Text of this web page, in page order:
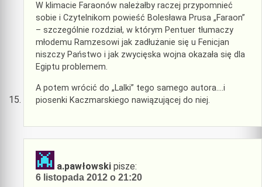
W klimacie Faraonów należałby raczej przypomnieć
sobie i Czytelnikom powieść Bolesława Prusa „Faraon”
– szczególnie rozdział, w którym Pentuer tłumaczy
młodemu Ramzesowi jak zadłużanie się u Fenicjan
niszczy Państwo i jak zwycięska wojna okazała się dla
Egiptu problemem.
A potem wrócić do „Lalki” tego samego autora….i
piosenki Kaczmarskiego nawiązującej do niej.
a.pawłowski pisze:
6 listopada 2012 o 21:20